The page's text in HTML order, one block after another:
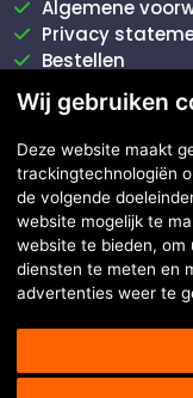
Algemene
Privacy
Bestellen
Betalen
Bezorgen
Klachten
Veel gestelde
Toepassingen
Reclamefiets
Leenfiets
Bezorgfiets
Wij gebruiken
Deze website maakt
trackingtechnologiën
de volgende
website mogelijk te
website te bieden, om
diensten te meten en
advertenties weer te